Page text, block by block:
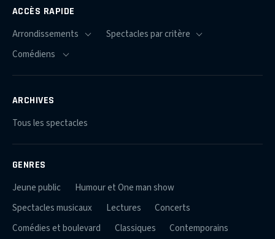
ACCÈS RAPIDE
ARCHIVES
Tous les spectacles
GENRES
Jeune public
Humour et One man show
Spectacles musicaux
Lectures
Concerts
Comédies et boulevard
Classiques
Contemporains